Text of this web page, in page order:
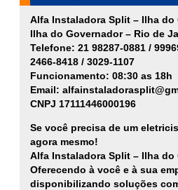
Alfa Instaladora Split – Ilha do
Ilha do Governador – Rio de
Telefone: 21 98287-0881 /
2466-8418 / 3029-1107
Funcionamento: 08:30 as 18h
Email:
CNPJ 17111446000196
Se você precisa de um
agora mesmo!
Alfa Instaladora Split – Ilha do
Oferecendo à você e à sua
disponibilizando soluções